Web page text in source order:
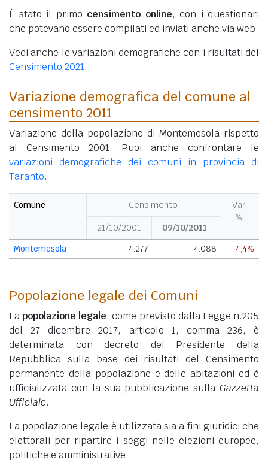
È stato il primo censimento online, con i questionari
che potevano essere compilati ed inviati anche via web.
Vedi anche le variazioni demografiche con i risultati del
Censimento 2021.
Variazione demografica del comune al
censimento 2011
Variazione della popolazione di Montemesola rispetto
al Censimento 2001. Puoi anche confrontare le
variazioni demografiche dei comuni in provincia di
Taranto.
Comune Censimento
Var
%
21/10/2001
09/10/2011
Montemesola
4.277 4.088 -4,4%
Popolazione legale dei Comuni
Lapopolazione legale, come previsto dalla Legge n.205
del 27 dicembre 2017, articolo 1, comma 236, è
determinata con decreto del Presidente della
Repubblica sulla base dei risultati del Censimento
permanente della popolazione e delle abitazioni ed è
ufficializzata con la sua pubblicazione sulla Gazzetta
Ufficiale.
La popolazione legale è utilizzata sia a fini giuridici che
elettorali per ripartire i seggi nelle elezioni europee,
politiche e amministrative.